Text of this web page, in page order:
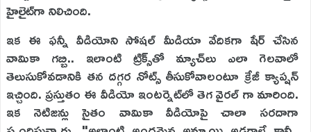
హైలైట్‌గా నిలిచింది.
ఇక ఈ ఫన్నీ వీడియోని సోషల్ మీడియా వేదికగా షేర్ చేసిన
వామికా గబ్బి.. ఇలాంటి ట్రిక్స్‌తో మ్యాచ్‌లు ఎలా గెలవాలో
తెలుసుకోవడానికి తన దగ్గర నోట్స్ తీసుకోవాలంటూ క్రేజీ క్యాప్షన్
ఇచ్చింది. ప్రస్తుతం ఈ వీడియో ఇంటర్నెట్‌లో తెగ వైరల్ గా మారింది.
ఇక నెటిజన్లు సైతం వామికా వీడియోపై చాలా సరదాగా